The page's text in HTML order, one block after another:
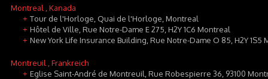
Montreal , Kanada
+ Tour de l'Horloge, Quai de l'Horloge, Montreal
+ Hôtel de Ville, Rue Notre-Dame E 275, H2Y 1C6 Montreal
+ New York Life Insurance Building, Rue Notre-Dame O 85, H2Y 1S5
Montreuil , Frankreich
+ Eglise Saint-André de Montreuil, Rue Robespierre 36, 93100